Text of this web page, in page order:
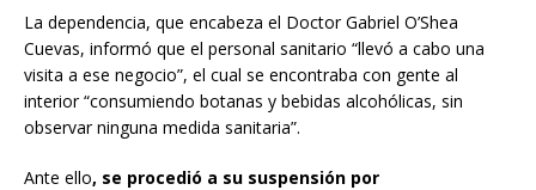
La dependencia, que encabeza el Doctor Gabriel O’Shea
Cuevas, informó que el personal sanitario “llevó a cabo una
visita a ese negocio”, el cual se encontraba con gente al
interior “consumiendo botanas y bebidas alcohólicas, sin
observar ninguna medida sanitaria”.
Ante ello, se procedió a su suspensión por